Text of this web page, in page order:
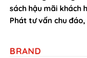
sách hậu mãi khách
Phát tư vấn chu
BRAND